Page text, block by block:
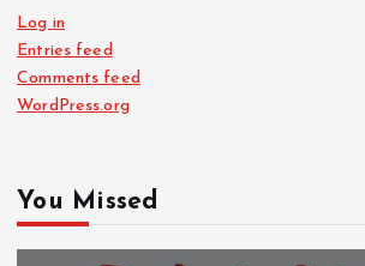
Log in
Entries feed
Comments feed
WordPress.org
You Missed